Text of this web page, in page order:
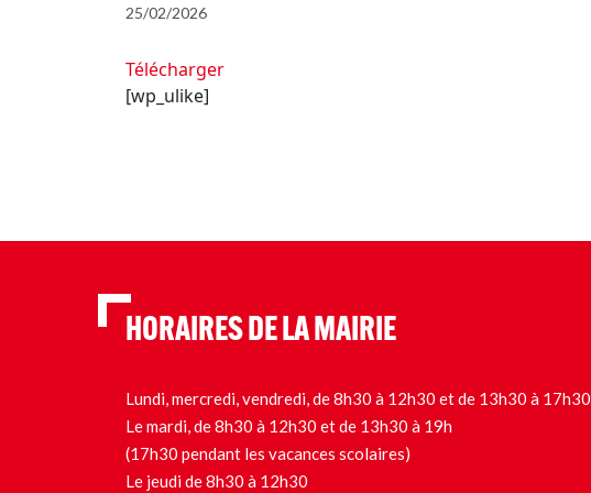
25/02/2026
Télécharger
[wp_ulike]
HORAIRES DE LA MAIRIE
Lundi, mercredi, vendredi, de 8h30 à 12h30 et de 13h30 à 17h30
Le mardi, de 8h30 à 12h30 et de 13h30 à 19h
(17h30 pendant les vacances scolaires)
Le jeudi de 8h30 à 12h30